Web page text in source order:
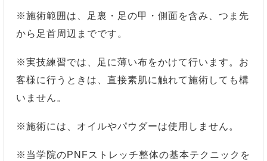
※施術範囲は、足裏・足の甲・側面を含み、つま先
から足首周辺までです。
※実技練習では、足に薄い布をかけて行います。お
客様に行うときは、直接素肌に触れて施術しても構
いません。
※施術には、オイルやパウダーは使用しません。
※当学院のPNFストレッチ整体の基本テクニックを